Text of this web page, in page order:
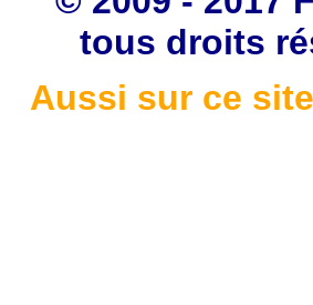
tous droits
Aussi sur ce